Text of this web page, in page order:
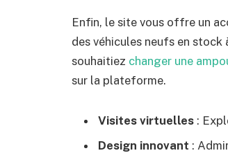
Enfin, le site vous offre un
des véhicules neufs en stock
souhaitiez changer une
sur la plateforme.
Visites virtuelles :
Design innovant :